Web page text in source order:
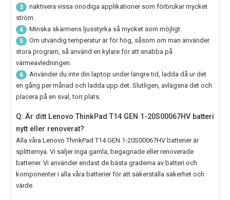
3
naktivera vissa onödiga applikationer som förbrukar mycket
ström.
4 Minska skärmens ljusstyrka så mycket som möjligt.
5
Om utvändig temperatur är för hög, såsom om man använder
stora program, så använd en kylare för att snabba på
värmeavledningen.
6
Använder du inte din laptop under längre tid, ladda då ur det
en gång per månad och ladda upp det. Slutligen, avlägsna det och
placera på en sval, torr plats.
Q: Är ditt Lenovo ThinkPad T14 GEN 1-20S00067HV batteri
nytt eller renoverat?
Alla våra Lenovo ThinkPad T14 GEN 1-20S00067HV batterier är
splitternya. Vi säljer inga gamla, begagnade eller renoverade
batterier. Vi använder endast de bästa graderna av batteri och
komponenter i alla våra batterier för att säkerställa säkerhet och
värde.